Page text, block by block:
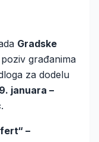
Gradske
građanima
za dodelu
januara –
.
–